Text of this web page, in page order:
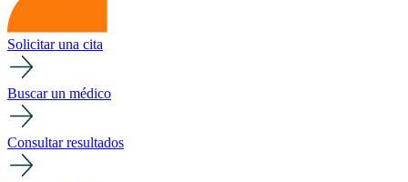
Solicitar una cita
Buscar un médico
Consultar resultados